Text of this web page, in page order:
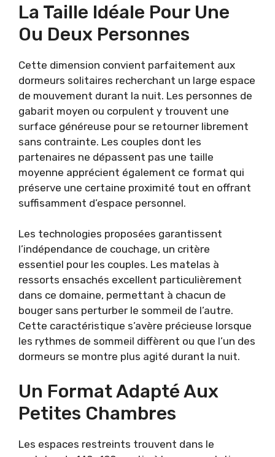
La Taille Idéale Pour Une
Ou Deux Personnes
Cette dimension convient parfaitement aux
dormeurs solitaires recherchant un large espace
de mouvement durant la nuit. Les personnes de
gabarit moyen ou corpulent y trouvent une
surface généreuse pour se retourner librement
sans contrainte. Les couples dont les
partenaires ne dépassent pas une taille
moyenne apprécient également ce format qui
préserve une certaine proximité tout en offrant
suffisamment d’espace personnel.
Les technologies proposées garantissent
l’indépendance de couchage, un critère
essentiel pour les couples. Les matelas à
ressorts ensachés excellent particulièrement
dans ce domaine, permettant à chacun de
bouger sans perturber le sommeil de l’autre.
Cette caractéristique s’avère précieuse lorsque
les rythmes de sommeil diffèrent ou que l’un des
dormeurs se montre plus agité durant la nuit.
Un Format Adapté Aux
Petites Chambres
Les espaces restreints trouvent dans le